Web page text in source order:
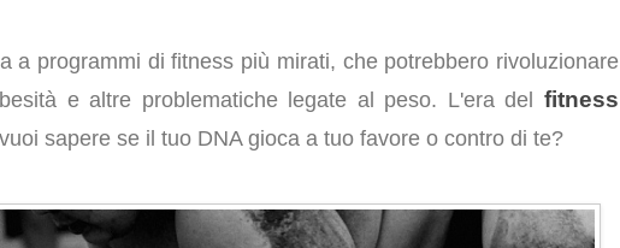
a programmi di fitness più mirati, che potrebbero rivoluzionare
e altre problematiche legate al peso. L'era del fitness
sapere se il tuo DNA gioca a tuo favore o contro di te?